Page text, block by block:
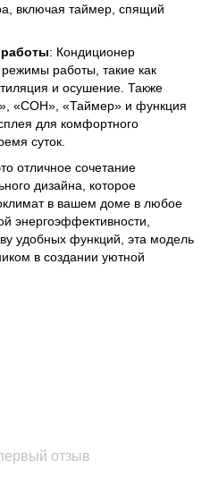
включая таймер, спящий
: Кондиционер
работы, такие как
и осушение. Также
«СОН», «Таймер» и функция
для комфортного
суток.
отличное сочетание
дизайна, которое
в вашем доме в любое
энергоэффективности,
удобных функций, эта модель
в создании уютной
отзыв